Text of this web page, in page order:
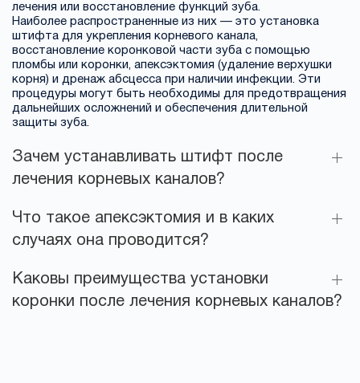
лечения или восстановление функций зуба.
Наиболее распространенные из них — это установка
штифта для укрепления корневого канала,
восстановление коронковой части зуба с помощью
пломбы или коронки, апексэктомия (удаление верхушки
корня) и дренаж абсцесса при наличии инфекции. Эти
процедуры могут быть необходимы для предотвращения
дальнейших осложнений и обеспечения длительной
защиты зуба.
Зачем устанавливать штифт после
лечения корневых каналов?
Что такое апексэктомия и в каких
случаях она проводится?
Каковы преимущества установки
коронки после лечения корневых каналов?